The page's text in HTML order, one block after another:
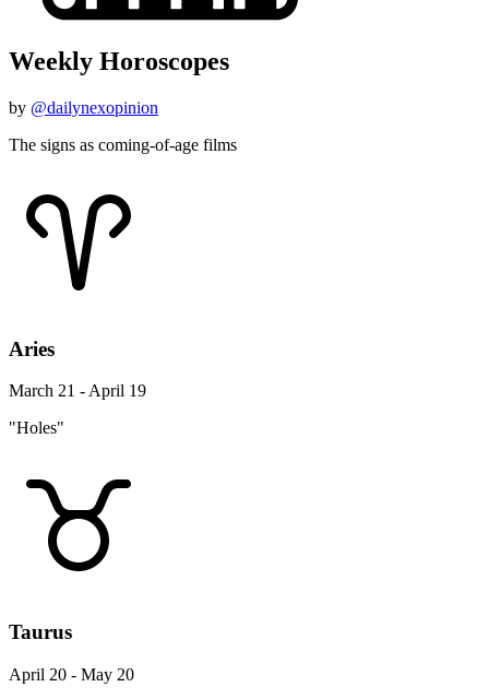
Weekly Horoscopes
by @dailynexopinion
The signs as coming-of-age films
Aries
March 21 - April 19
"Holes"
Taurus
April 20 - May 20